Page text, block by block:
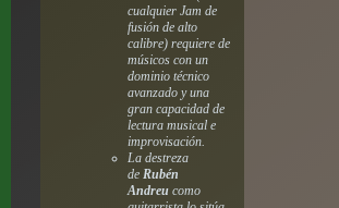
cualquier Jam de
fusión de alto
calibre) requiere de
músicos con un
dominio técnico
avanzado y una
gran capacidad de
lectura musical e
improvisación.
La destreza
de Rubén
Andreucomo